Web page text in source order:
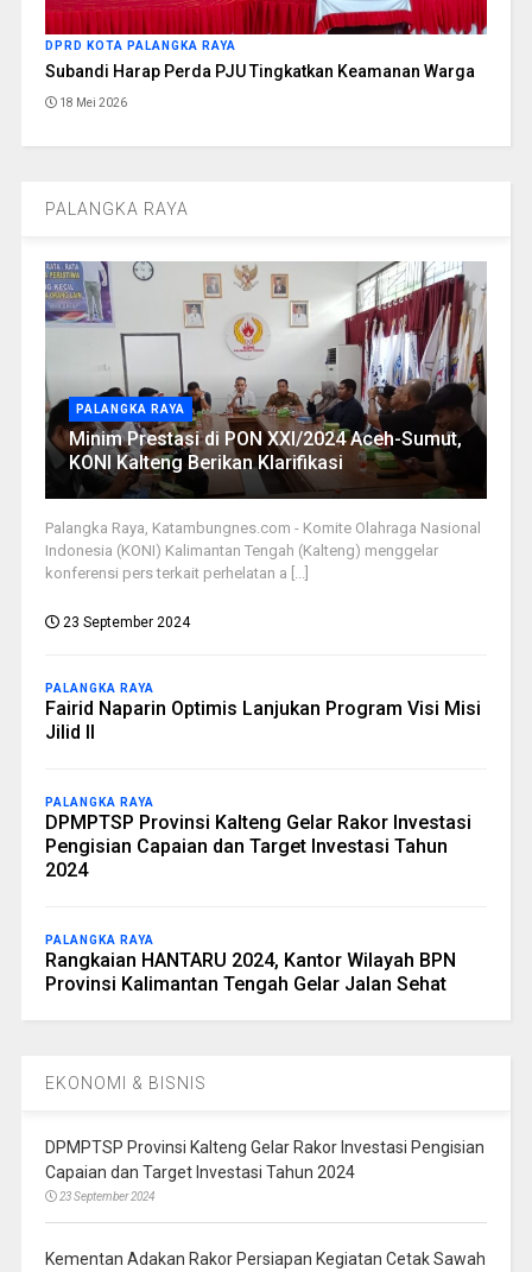
DPRD KOTA PALANGKA RAYA
Subandi Harap Perda PJU Tingkatkan Keamanan Warga
18 Mei 2026
PALANGKA RAYA
PALANGKA RAYA
Minim Prestasi di PON XXI/2024 Aceh-Sumut,
KONI Kalteng Berikan Klarifikasi
Palangka Raya, Katambungnes.com - Komite Olahraga Nasional
Indonesia (KONI) Kalimantan Tengah (Kalteng) menggelar
konferensi pers terkait perhelatan a [...]
23 September 2024
PALANGKA RAYA
Fairid Naparin Optimis Lanjukan Program Visi Misi
Jilid II
PALANGKA RAYA
DPMPTSP Provinsi Kalteng Gelar Rakor Investasi
Pengisian Capaian dan Target Investasi Tahun
2024
PALANGKA RAYA
Rangkaian HANTARU 2024, Kantor Wilayah BPN
Provinsi Kalimantan Tengah Gelar Jalan Sehat
EKONOMI & BISNIS
DPMPTSP Provinsi Kalteng Gelar Rakor Investasi Pengisian
Capaian dan Target Investasi Tahun 2024
23 September 2024
Kementan Adakan Rakor Persiapan Kegiatan Cetak Sawah